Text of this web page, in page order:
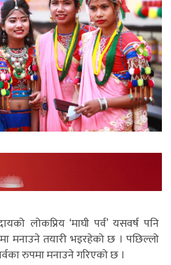
लोकप्रिय ‘माघी पर्व’ यसवर्ष पनि
मनाउने तयारी भइरहेको छ । पछिल्लो
रुपमा मनाउने गरिएको छ ।